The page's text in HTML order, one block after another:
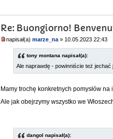
Re: Buongiorno!
napisał(a)marze_na » 10.05.2023 22:43
tony montana napisał(a):
Ale naprawdę - powinniście też
Mamy trochę konkretnych pomysłów
Ale jak obejrzymy wszystko we
dangol napisał(a):